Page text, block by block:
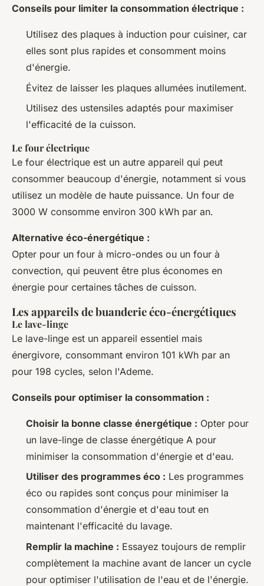
Conseils pour limiter la consommation électrique :
Utilisez des plaques à induction pour cuisiner, car
elles sont plus rapides et consomment moins
d'énergie.
Évitez de laisser les plaques allumées inutilement.
Utilisez des ustensiles adaptés pour maximiser
l'efficacité de la cuisson.
Le four électrique
Le four électrique est un autre appareil qui peut
consommer beaucoup d'énergie, notamment si vous
utilisez un modèle de haute puissance. Un four de
3000 W consomme environ 300 kWh par an.
Alternative éco-énergétique :
Opter pour un four à micro-ondes ou un four à
convection, qui peuvent être plus économes en
énergie pour certaines tâches de cuisson.
Les appareils de buanderie éco-énergétiques
Le lave-linge
Le lave-linge est un appareil essentiel mais
énergivore, consommant environ 101 kWh par an
pour 198 cycles, selon l'Ademe.
Conseils pour optimiser la consommation :
Choisir la bonne classe énergétique : Opter pour
un lave-linge de classe énergétique A pour
minimiser la consommation d'énergie et d'eau.
Utiliser des programmes éco : Les programmes
éco ou rapides sont conçus pour minimiser la
consommation d'énergie et d'eau tout en
maintenant l'efficacité du lavage.
Remplir la machine : Essayez toujours de remplir
complètement la machine avant de lancer un cycle
pour optimiser l'utilisation de l'eau et de l'énergie.